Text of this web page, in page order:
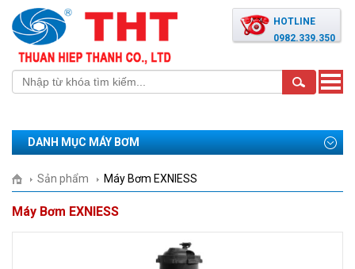
HOTLINE
0982.339.350
Toggle
DANH MỤC MÁY BƠM
Sản phẩm Máy Bơm EXNIESS
Máy Bơm EXNIESS